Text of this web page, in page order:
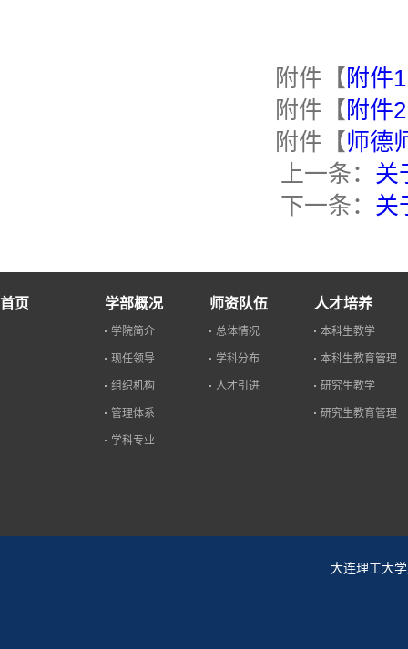
附件【 附件
附件【 附件
附件【师德
上一条： 关
下一条： 关
首页 学部概况
学院简介
现任领导
组织机构
管理体系
学科专业
师资队伍
总体情况
学科分布
人才引进
人才培养
本科生教学
本科生教育管理
研究生教学
研究生教育管理
大连理工大